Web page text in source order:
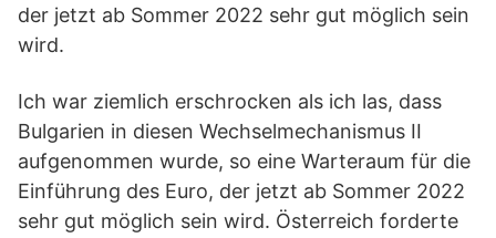
der jetzt ab Sommer 2022 sehr gut möglich sein
wird.
Ich war ziemlich erschrocken als ich las, dass
Bulgarien in diesen Wechselmechanismus II
aufgenommen wurde, so eine Warteraum für die
Einführung des Euro, der jetzt ab Sommer 2022
sehr gut möglich sein wird. Österreich forderte